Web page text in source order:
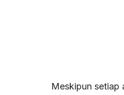
Meskipun setiap